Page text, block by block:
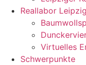
Reallabor Leipzig
Virtuelles
Schwerpunkte